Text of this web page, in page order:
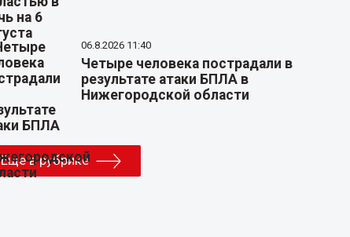
06.8.2026 11:40
Четыре человека пострадали в
результате атаки БПЛА в
Нижегородской области
Еще в рубрике